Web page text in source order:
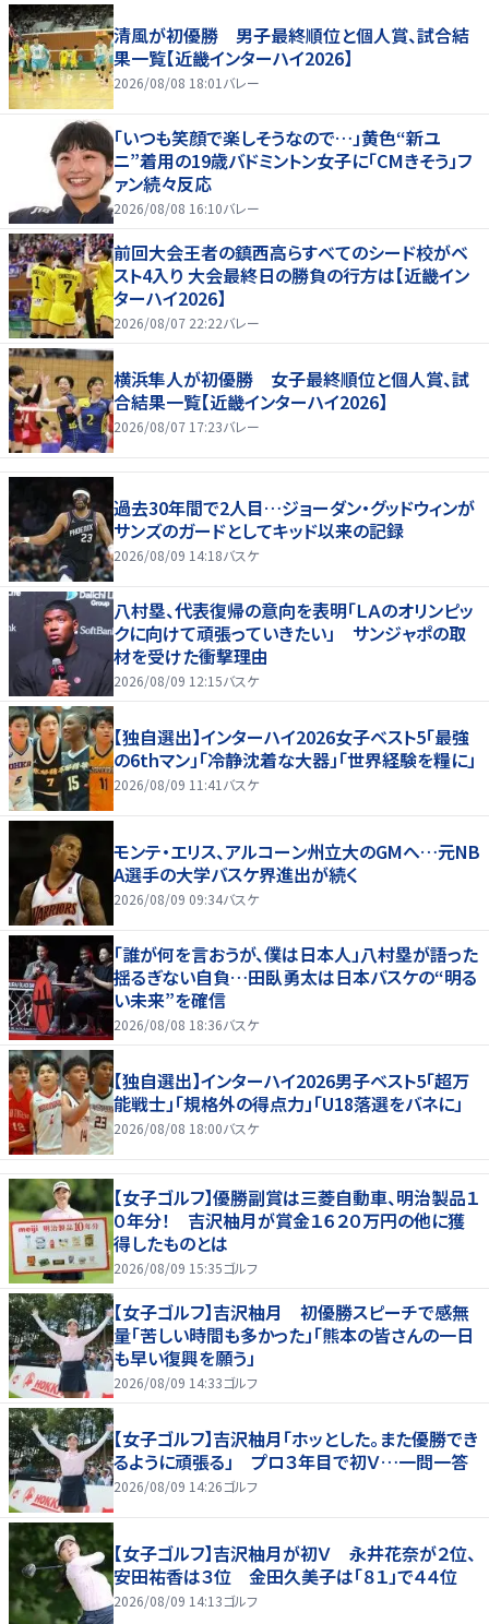
清風が初優勝 男子最終順位と個人賞、試合結
果一覧【近畿インターハイ2026】
2026/08/08 18:01 バレー
「いつも笑顔で楽しそうなので…」黄色“新ユ
ニ”着用の19歳バドミントン女子に「CMきそう」フ
ァン続々反応
2026/08/08 16:10バレー
前回大会王者の鎮西高らすべてのシード校がベ
スト4入り 大会最終日の勝負の行方は【近畿イン
ターハイ2026】
2026/08/07 22:22バレー
横浜隼人が初優勝 女子最終順位と個人賞、試
合結果一覧【近畿インターハイ2026】
2026/08/07 17:23バレー
過去30年間で2人目…ジョーダン・グッドウィンが
サンズのガードとしてキッド以来の記録
2026/08/09 14:18バスケ
八村塁、代表復帰の意向を表明「ＬＡのオリンピッ
クに向けて頑張っていきたい」 サンジャポの取
材を受けた衝撃理由
2026/08/09 12:15バスケ
【独自選出】インターハイ2026女子ベスト5「最強
の6thマン」「冷静沈着な大器」「世界経験を糧に」
2026/08/09 11:41 バスケ
モンテ・エリス、アルコーン州立大のGMへ…元NB
A選手の大学バスケ界進出が続く
2026/08/09 09:34バスケ
「誰が何を言おうが、僕は日本人」八村塁が語った
揺るぎない自負…田臥勇太は日本バスケの“明る
い未来”を確信
2026/08/08 18:36バスケ
【独自選出】インターハイ2026男子ベスト5「超万
能戦士」「規格外の得点力」「U18落選をバネに」
2026/08/08 18:00バスケ
【女子ゴルフ】優勝副賞は三菱自動車、明治製品１
０年分！ 吉沢柚月が賞金１６２０万円の他に獲
得したものとは
2026/08/09 15:35ゴルフ
【女子ゴルフ】吉沢柚月 初優勝スピーチで感無
量「苦しい時間も多かった」「熊本の皆さんの一日
も早い復興を願う」
2026/08/09 14:33ゴルフ
【女子ゴルフ】吉沢柚月「ホッとした。また優勝でき
るように頑張る」 プロ３年目で初Ｖ…一問一答
2026/08/09 14:26ゴルフ
【女子ゴルフ】吉沢柚月が初Ｖ 永井花奈が２位、
安田祐香は３位 金田久美子は「８１」で４４位
2026/08/09 14:13ゴルフ